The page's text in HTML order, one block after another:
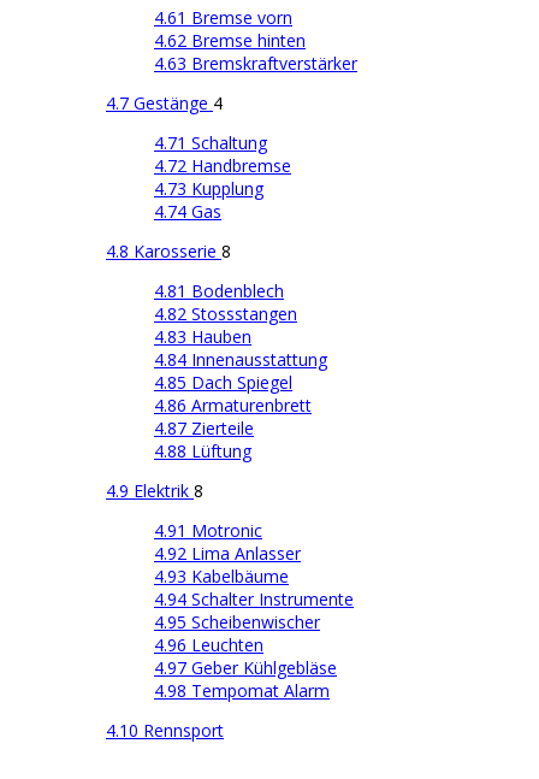
4.61 Bremse vorn
4.62 Bremse hinten
4.63 Bremskraftverstärker
4.7 Gestänge 4
4.71 Schaltung
4.72 Handbremse
4.73 Kupplung
4.74 Gas
4.8 Karosserie 8
4.81 Bodenblech
4.82 Stossstangen
4.83 Hauben
4.84 Innenausstattung
4.85 Dach Spiegel
4.86 Armaturenbrett
4.87 Zierteile
4.88 Lüftung
4.9 Elektrik 8
4.91 Motronic
4.92 Lima Anlasser
4.93 Kabelbäume
4.94 Schalter Instrumente
4.95 Scheibenwischer
4.96 Leuchten
4.97 Geber Kühlgebläse
4.98 Tempomat Alarm
4.10 Rennsport